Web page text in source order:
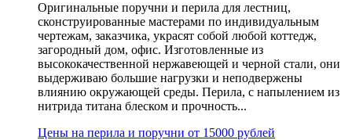
Оригинальные поручни и перила для лестниц,
сконструированные мастерами по индивидуальным
чертежам, заказчика, украсят собой любой коттедж,
загородный дом, офис. Изготовленные из
высококачественной нержавеющей и черной стали, они
выдерживаю большие нагрузки и неподвержены
влиянию окружающей среды. Перила, с напылением из
нитрида титана блеском и прочность...
Цены на перила и поручни от 15000 рублей